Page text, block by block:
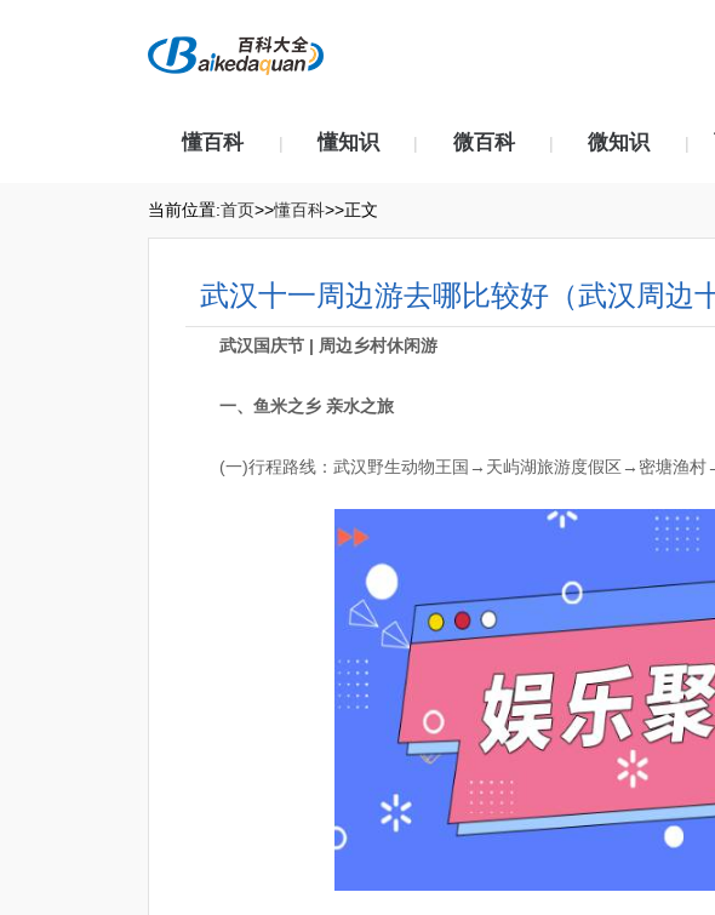
懂百科 | 懂知识 | 微百科 | 微知识 |
当前位置:首页>>懂百科>>正文
武汉十一周边游去哪比较好（武汉周边
武汉国庆节 | 周边乡村休闲游
一、鱼米之乡 亲水之旅
(一)行程路线：武汉野生动物王国→天屿湖旅游度假区→密塘渔